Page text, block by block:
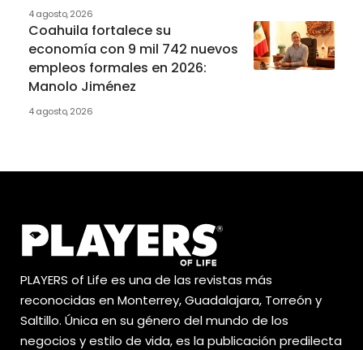
4 agosto, 2026
Coahuila fortalece su
economía con 9 mil 742 nuevos
empleos formales en 2026:
Manolo Jiménez
4 agosto, 2026
PLAYERS of Life es una de las revistas más
reconocidas en Monterrey, Guadalajara, Torreón y
Saltillo. Única en su género del mundo de los
negocios y estilo de vida, es la publicación predilecta